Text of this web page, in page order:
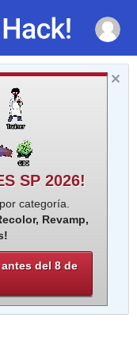
SP 2026!
categoría.
Revamp,
del 8 de